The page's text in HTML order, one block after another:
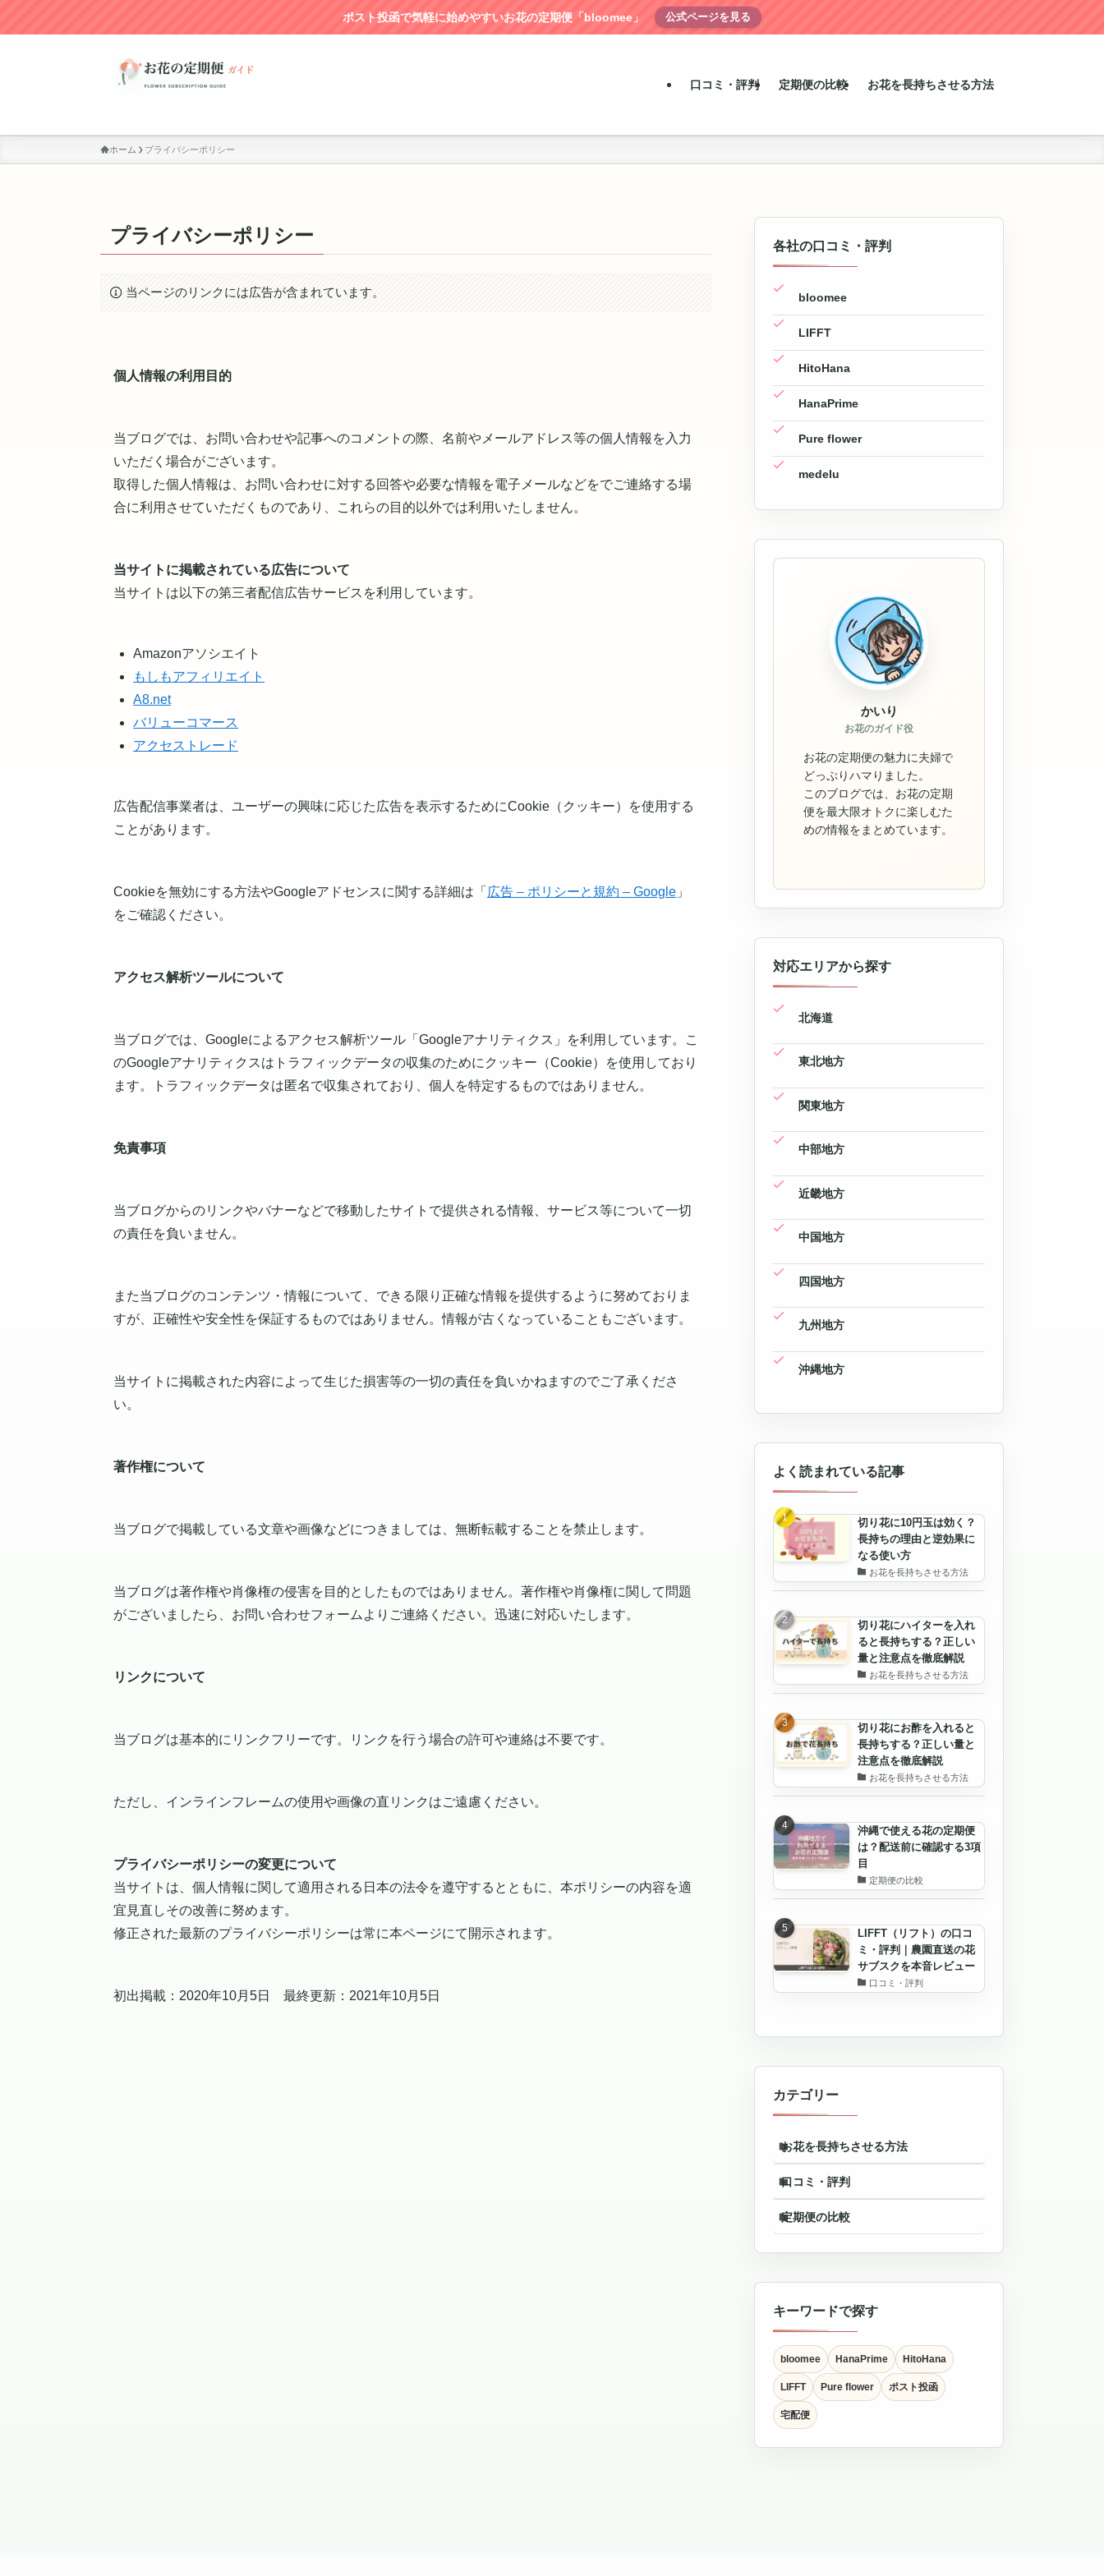
ポスト投函で気軽に始めやすいお花の定期便「bloomee」 公式ページを見る
口コミ・評判 定期便の比較 お花を長持ちさせる方法
ホーム プライバシーポリシー
プライバシーポリシー
当ページのリンクには広告が含まれています。
個人情報の利用目的
当ブログでは、お問い合わせや記事へのコメントの際、名前やメールアドレス等の個人情報を入力
いただく場合がございます。
取得した個人情報は、お問い合わせに対する回答や必要な情報を電子メールなどをでご連絡する場
合に利用させていただくものであり、これらの目的以外では利用いたしません。
当サイトに掲載されている広告について
当サイトは以下の第三者配信広告サービスを利用しています。
Amazonアソシエイト
もしもアフィリエイト
A8.net
バリューコマース
アクセストレード
広告配信事業者は、ユーザーの興味に応じた広告を表示するためにCookie（クッキー）を使用する
ことがあります。
Cookieを無効にする方法やGoogleアドセンスに関する詳細は「 広告 – ポリシーと規約 – Google 」
をご確認ください。
アクセス解析ツールについて
当ブログでは、Googleによるアクセス解析ツール「Googleアナリティクス」を利用しています。こ
のGoogleアナリティクスはトラフィックデータの収集のためにクッキー（Cookie）を使用しており
ます。トラフィックデータは匿名で収集されており、個人を特定するものではありません。
免責事項
当ブログからのリンクやバナーなどで移動したサイトで提供される情報、サービス等について一切
の責任を負いません。
また当ブログのコンテンツ・情報について、できる限り正確な情報を提供するように努めておりま
すが、正確性や安全性を保証するものではありません。情報が古くなっていることもございます。
当サイトに掲載された内容によって生じた損害等の一切の責任を負いかねますのでご了承くださ
い。
著作権について
当ブログで掲載している文章や画像などにつきましては、無断転載することを禁止します。
当ブログは著作権や肖像権の侵害を目的としたものではありません。著作権や肖像権に関して問題
がございましたら、お問い合わせフォームよりご連絡ください。迅速に対応いたします。
リンクについて
当ブログは基本的にリンクフリーです。リンクを行う場合の許可や連絡は不要です。
ただし、インラインフレームの使用や画像の直リンクはご遠慮ください。
プライバシーポリシーの変更について
当サイトは、個人情報に関して適用される日本の法令を遵守するとともに、本ポリシーの内容を適
宜見直しその改善に努めます。
修正された最新のプライバシーポリシーは常に本ページにて開示されます。
初出掲載：2020年10月5日 最終更新：2021年10月5日
各社の口コミ・評判
bloomee
LIFFT
HitoHana
HanaPrime
Pure flower
medelu
かいり
お花のガイド役
お花の定期便の魅力に夫婦で
どっぷりハマりました。
このブログでは、お花の定期
便を最大限オトクに楽しむた
めの情報をまとめています。
対応エリアから探す
北海道
東北地方
関東地方
中部地方
近畿地方
中国地方
四国地方
九州地方
沖縄地方
よく読まれている記事
切り花に10円玉は効く？
長持ちの理由と逆効果に
なる使い方
お花を長持ちさせる方法
切り花にハイターを入れ
ると長持ちする？正しい
量と注意点を徹底解説
お花を長持ちさせる方法
切り花にお酢を入れると
長持ちする？正しい量と
注意点を徹底解説
お花を長持ちさせる方法
沖縄で使える花の定期便
は？配送前に確認する3項
目
定期便の比較
LIFFT（リフト）の口コ
ミ・評判｜農園直送の花
サブスクを本音レビュー
口コミ・評判
カテゴリー
お花を長持ちさせる方法
口コミ・評判
定期便の比較
キーワードで探す
bloomee HanaPrime HitoHana
LIFFT Pure flower ポスト投函
宅配便